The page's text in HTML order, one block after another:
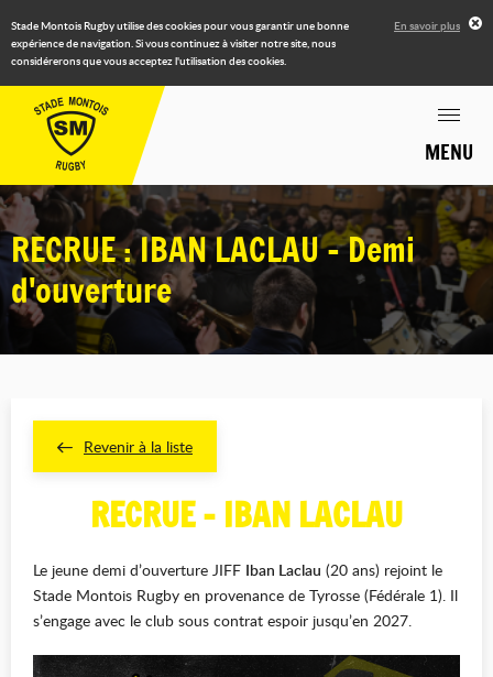
Stade Montois Rugby utilise des cookies pour vous garantir une bonne
expérience de navigation. Si vous continuez à visiter notre site, nous
considérerons que vous acceptez l'utilisation des cookies.
En savoir plus
MENU
RECRUE : IBAN LACLAU - Demi
d'ouverture
Revenir à la liste
RECRUE - IBAN LACLAU
Le jeune demi d’ouverture JIFF Iban Laclau (20 ans) rejoint le
Stade Montois Rugby en provenance de Tyrosse (Fédérale 1). Il
s’engage avec le club sous contrat espoir jusqu’en 2027.